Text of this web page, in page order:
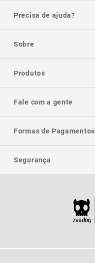
Precisa de ajuda?
Sobre
Produtos
Fale com a gente
Formas de Pagamentos
Segurança